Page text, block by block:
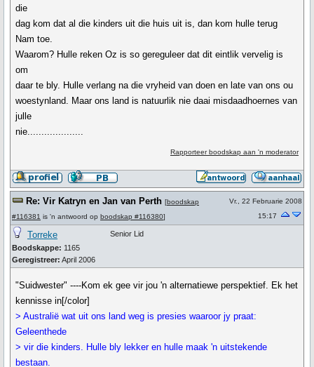
die
dag kom dat al die kinders uit die huis uit is, dan kom hulle terug
Nam toe.
Waarom? Hulle reken Oz is so gereguleer dat dit eintlik vervelig is
om
daar te bly. Hulle verlang na die vryheid van doen en late van ons ou
woestynland. Maar ons land is natuurlik nie daai misdaadhoernes van
julle
nie....................
Rapporteer boodskap aan 'n moderator
Re: Vir Katryn en Jan van Perth [boodskap
#116381 is 'n antwoord op boodskap #116380]
Vr., 22 Februarie 2008
15:17
Torreke
Boodskappe: 1165
Geregistreer: April 2006
Senior Lid
"Suidwester" ----Kom ek gee vir jou 'n alternatiewe perspektief. Ek het
kennisse in[/color]
> Australië wat uit ons land weg is presies waaroor jy praat:
Geleenthede
> vir die kinders. Hulle bly lekker en hulle maak 'n uitstekende
bestaan.